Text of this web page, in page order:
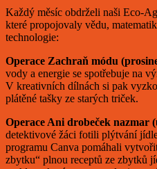
Každý měsíc obdrželi naši Eco-
které propojovaly vědu,
technologie:
Operace Zachraň módu
vody a energie se spotřebuje na
V kreativních dílnách si pak
plátěné tašky ze starých triček.
Operace Ani drobeček nazmar
detektivové žáci fotili plýtvání
programu Canva pomáhali
zbytku“ plnou receptů ze zbytků